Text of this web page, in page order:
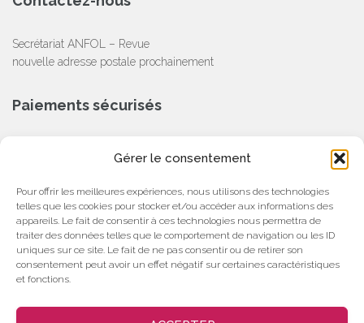
Gérer le consentement
Pour offrir les meilleures expériences, nous utilisons des technologies
telles que les cookies pour stocker et/ou accéder aux informations des
appareils. Le fait de consentir à ces technologies nous permettra de
traiter des données telles que le comportement de navigation ou les ID
uniques sur ce site. Le fait de ne pas consentir ou de retirer son
consentement peut avoir un effet négatif sur certaines caractéristiques
et fonctions.
Secrétariat ANFOL – Revue
nouvelle adresse postale prochainement
Paiements sécurisés
Partenaire